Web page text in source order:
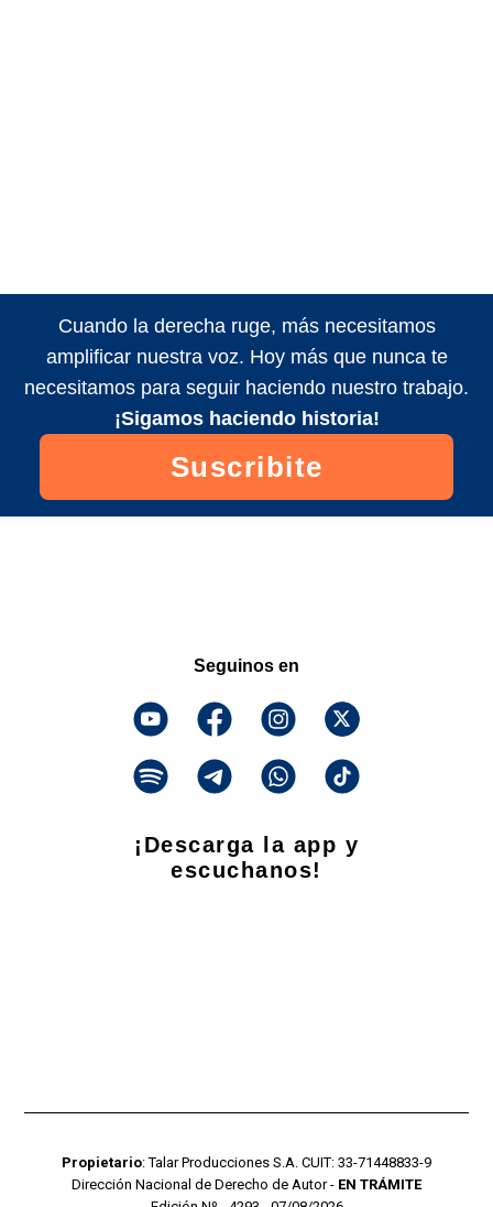
Cuando la derecha ruge, más necesitamos
amplificar nuestra voz. Hoy más que nunca te
necesitamos para seguir haciendo nuestro trabajo.
¡Sigamos haciendo historia!
Suscribite
Seguinos en
¡Descarga la app y
escuchanos!
Propietario: Talar Producciones S.A. CUIT: 33-71448833-9
Dirección Nacional de Derecho de Autor - EN TRÁMITE